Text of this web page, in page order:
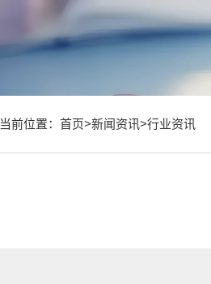
当前位置：首页>新闻资讯>行业资讯